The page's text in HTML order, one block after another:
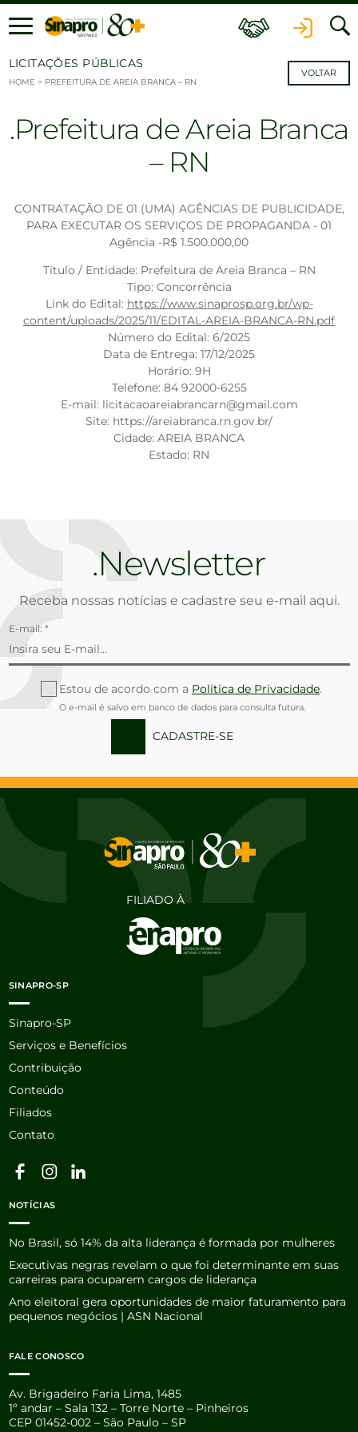
Ir para o conteúdo
LICITAÇÕES PÚBLICAS
HOME > PREFEITURA DE AREIA BRANCA – RN
VOLTAR
Prefeitura de Areia Branca
– RN
CONTRATAÇÃO DE 01 (UMA) AGÊNCIAS DE PUBLICIDADE,
PARA EXECUTAR OS SERVIÇOS DE PROPAGANDA - 01
Agência -R$ 1.500.000,00
Título / Entidade: Prefeitura de Areia Branca – RN
Tipo: Concorrência
Link do Edital: https://www.sinaprosp.org.br/wp-
content/uploads/2025/11/EDITAL-AREIA-BRANCA-RN.pdf
Número do Edital: 6/2025
Data de Entrega: 17/12/2025
Horário: 9H
Telefone: 84 92000-6255
E-mail: licitacaoareiabrancarn@gmail.com
Site: https://areiabranca.rn.gov.br/
Cidade: AREIA BRANCA
Estado: RN
Newsletter
Receba nossas notícias e cadastre seu e-mail aqui.
E-mail: *
Estou de acordo com a Política de Privacidade.
O e-mail é salvo em banco de dados para consulta futura.
CADASTRE-SE
FILIADO À
SINAPRO-SP
Sinapro-SP
Serviços e Benefícios
Contribuição
Conteúdo
Filiados
Contato
NOTÍCIAS
No Brasil, só 14% da alta liderança é formada por mulheres
Executivas negras revelam o que foi determinante em suas
carreiras para ocuparem cargos de liderança
Ano eleitoral gera oportunidades de maior faturamento para
pequenos negócios | ASN Nacional
FALE CONOSCO
Av. Brigadeiro Faria Lima, 1485
1º andar – Sala 132 – Torre Norte – Pinheiros
CEP 01452-002 – São Paulo – SP